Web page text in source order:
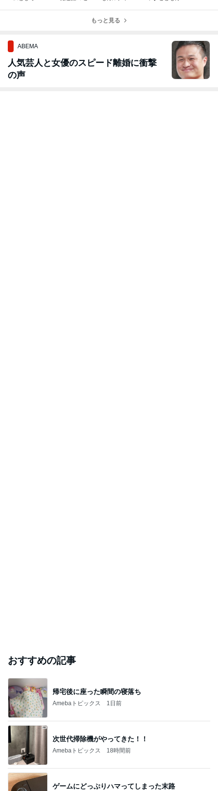
y！」
もっと見る
ABEMA
人気芸人と女優のスピード離婚に衝撃
の声
おすすめの記事
帰宅後に座った瞬間の寝落ち
Amebaトピックス 1日前
次世代掃除機がやってきた！！
Amebaトピックス 18時間前
ゲームにどっぷりハマってしまった末路